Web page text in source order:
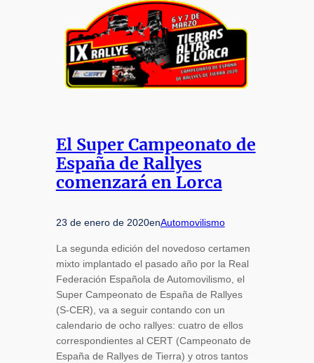
El Super Campeonato de
España de Rallyes
comenzará en Lorca
23 de enero de 2020enAutomovilismo
La segunda edición del novedoso certamen
mixto implantado el pasado año por la Real
Federación Española de Automovilismo, el
Super Campeonato de España de Rallyes
(S-CER), va a seguir contando con un
calendario de ocho rallyes: cuatro de ellos
correspondientes al CERT (Campeonato de
España de Rallyes de Tierra) y otros tantos